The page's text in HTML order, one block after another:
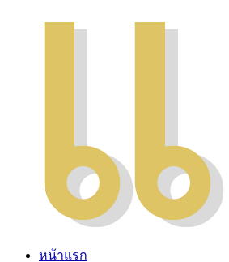
หน้าแรก